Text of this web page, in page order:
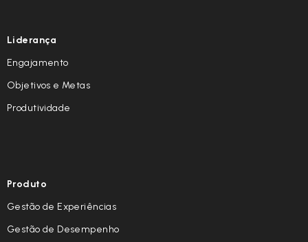
Liderança
Engajamento
Objetivos e Metas
Produtividade
Produto
Gestão de Experiências
Gestão de Desempenho